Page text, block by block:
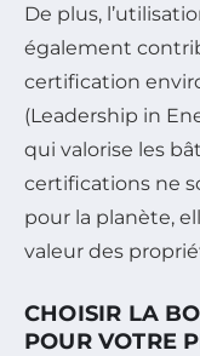
De plus,
également
certification
(Leadership in
qui valorise les
certifications ne
pour la planète,
valeur des
CHOISIR LA
POUR VOTRE